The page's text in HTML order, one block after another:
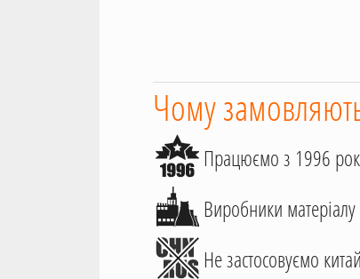
Чому
Працюємо з 1996
Виробники матеріалу
Не застосовуємо